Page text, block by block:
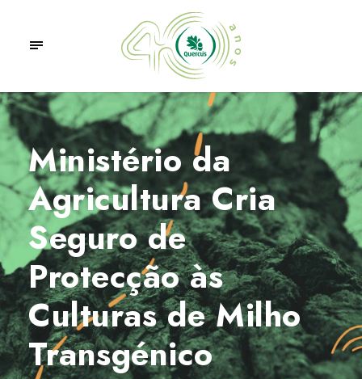
Ministério da
Agricultura Cria
Seguro de
Protecção às
Culturas de Milho
Transgénico